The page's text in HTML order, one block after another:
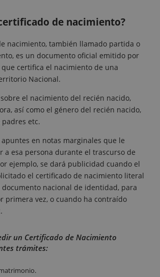
de nacimiento?
nacimiento, también llamado partida o
es un documento oficial emitido por
que certifica el nacimiento de una
Nacional.
el nacimiento del recién nacido,
así como el género del recién nacido,
etc.
en notas marginales que le
a esa persona durante el trascurso de
ejemplo, se dará publicidad cuando el
el certificado de nacimiento literal
nacional de identidad, para
primera vez, o cuando ha contraído
un Certificado de Nacimiento
trámites: